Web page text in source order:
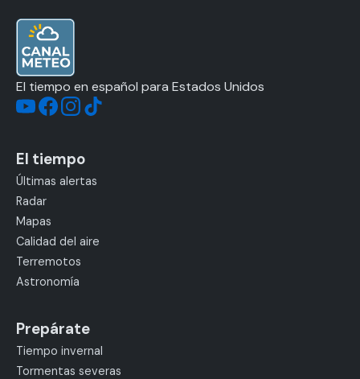
El tiempo en español para Estados Unidos
El tiempo
Últimas alertas
Radar
Mapas
Calidad del aire
Terremotos
Astronomía
Prepárate
Tiempo invernal
Tormentas severas